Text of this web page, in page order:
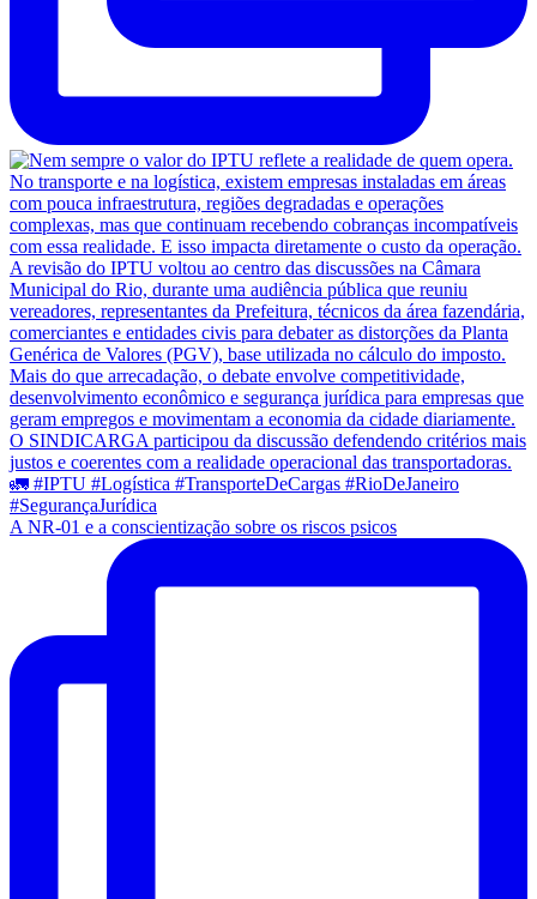
A NR-01 e a conscientização sobre os riscos psicos